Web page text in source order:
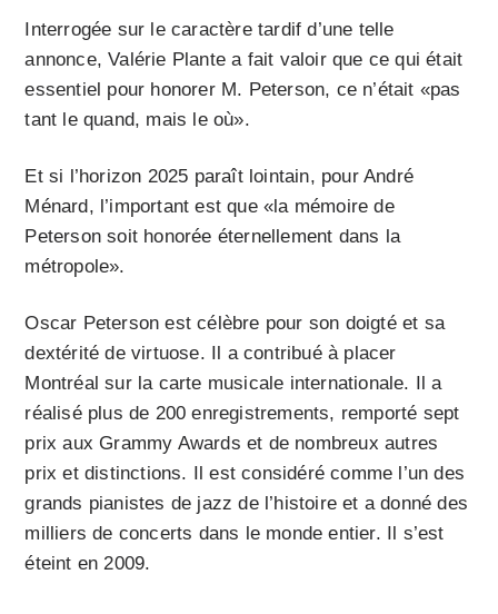
Interrogée sur le caractère tardif d’une telle
annonce, Valérie Plante a fait valoir que ce qui était
essentiel pour honorer M. Peterson, ce n’était «pas
tant le quand, mais le où».
Et si l’horizon 2025 paraît lointain, pour André
Ménard, l’important est que «la mémoire de
Peterson soit honorée éternellement dans la
métropole».
Oscar Peterson est célèbre pour son doigté et sa
dextérité de virtuose. Il a contribué à placer
Montréal sur la carte musicale internationale. Il a
réalisé plus de 200 enregistrements, remporté sept
prix aux Grammy Awards et de nombreux autres
prix et distinctions. Il est considéré comme l’un des
grands pianistes de jazz de l’histoire et a donné des
milliers de concerts dans le monde entier. Il s’est
éteint en 2009.